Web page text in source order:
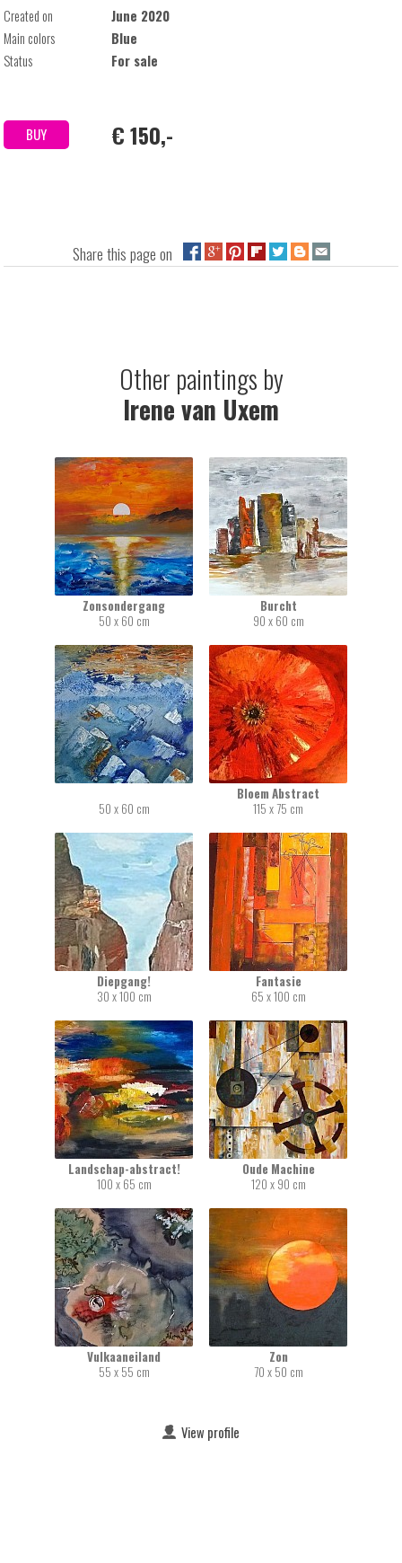
Created on
June 2020
Main colors
Blue
Status
For sale
BUY € 150,-
Share this page on
Other paintings by
Irene van Uxem
Zonsondergang
50 x 60 cm
Burcht
90 x 60 cm
50 x 60 cm
Bloem Abstract
115 x 75 cm
Diepgang!
30 x 100 cm
Fantasie
65 x 100 cm
Landschap-abstract!
100 x 65 cm
Oude Machine
120 x 90 cm
Vulkaaneiland
55 x 55 cm
Zon
70 x 50 cm
View profile